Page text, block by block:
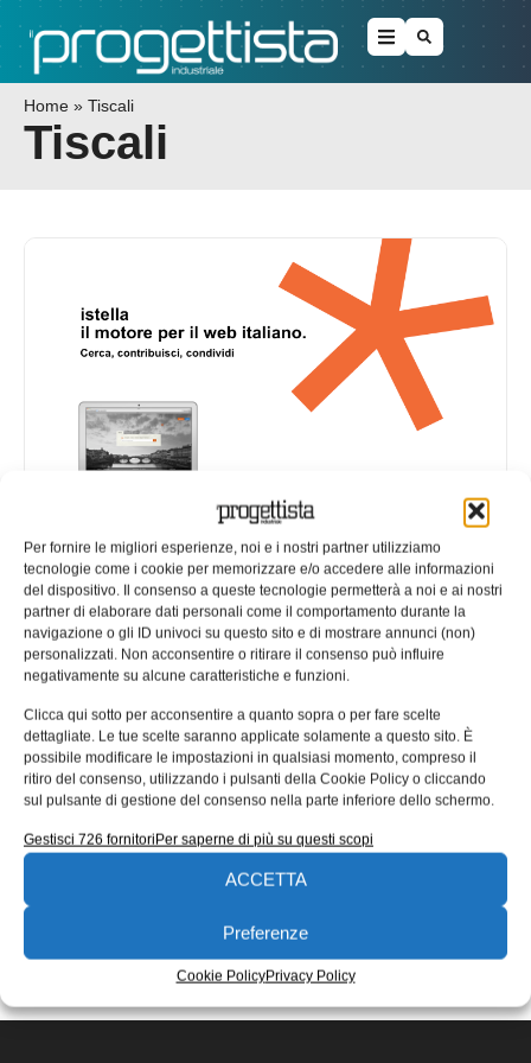
Per fornire le migliori esperienze, noi e i nostri partner utilizziamo
tecnologie come i cookie per memorizzare e/o accedere alle informazioni
del dispositivo. Il consenso a queste tecnologie permetterà a noi e ai nostri
partner di elaborare dati personali come il comportamento durante la
navigazione o gli ID univoci su questo sito e di mostrare annunci (non)
personalizzati. Non acconsentire o ritirare il consenso può influire
negativamente su alcune caratteristiche e funzioni.
Clicca qui sotto per acconsentire a quanto sopra o per fare scelte
dettagliate. Le tue scelte saranno applicate solamente a questo sito. È
possibile modificare le impostazioni in qualsiasi momento, compreso il
ritiro del consenso, utilizzando i pulsanti della Cookie Policy o cliccando
sul pulsante di gestione del consenso nella parte inferiore dello schermo.
Gestisci 726 fornitoriPer saperne di più su questi scopi
ACCETTA
Preferenze
Cookie PolicyPrivacy Policy
Home » Tiscali
Tiscali
QuickScore: il nuovo algoritmo
sviluppato da Tiscali, CNR e le
Università di Pisa e Venezia
Tiscali, il CNR, l’Università di Pisa, e l’Università Ca’
Foscari di Venezia hanno sviluppato QuickScorer, un
nuovo algoritmo che permette
EDICOLA WEB
ISCRIVITI ALLA NEWSLETTER